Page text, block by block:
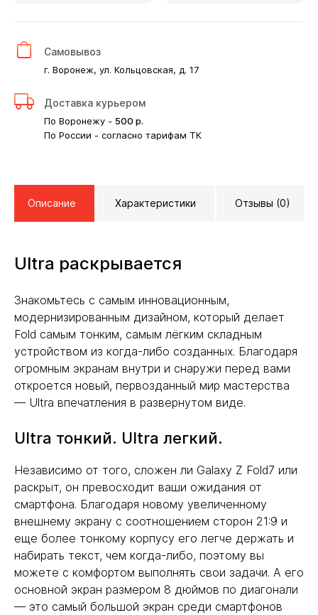
Самовывоз
г. Воронеж, ул. Кольцовская, д. 17
Доставка курьером
По Воронежу - 500 р.
По России - согласно тарифам ТК
Описание Характеристики Отзывы (0)
Ultra раскрывается
Знакомьтесь с самым инновационным,
модернизированным дизайном, который делает
Fold самым тонким, самым лёгким складным
устройством из когда-либо созданных. Благодаря
огромным экранам внутри и снаружи перед вами
откроется новый, первозданный мир мастерства
— Ultra впечатления в развернутом виде.
Ultra тонкий. Ultra легкий.
Независимо от того, сложен ли Galaxy Z Fold7 или
раскрыт, он превосходит ваши ожидания от
смартфона. Благодаря новому увеличенному
внешнему экрану с соотношением сторон 21:9 и
еще более тонкому корпусу его легче держать и
набирать текст, чем когда-либо, поэтому вы
можете с комфортом выполнять свои задачи. А его
основной экран размером 8 дюймов по диагонали
— это самый большой экран среди смартфонов